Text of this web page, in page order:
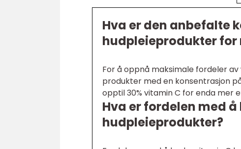
Hva er den anbefalte
hudpleieprodukter
For å oppnå maksimale fordeler
produkter med en konsentrasjon
opptil 30% vitamin C for enda mer
Hva er fordelen med
hudpleieprodukter?